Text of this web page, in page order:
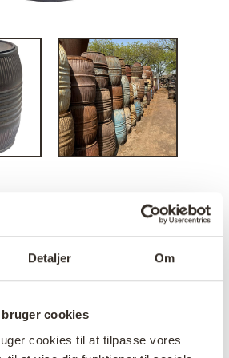
Detaljer Om
bruger cookies
cookies til at tilpasse vores
jerntønde
Ja